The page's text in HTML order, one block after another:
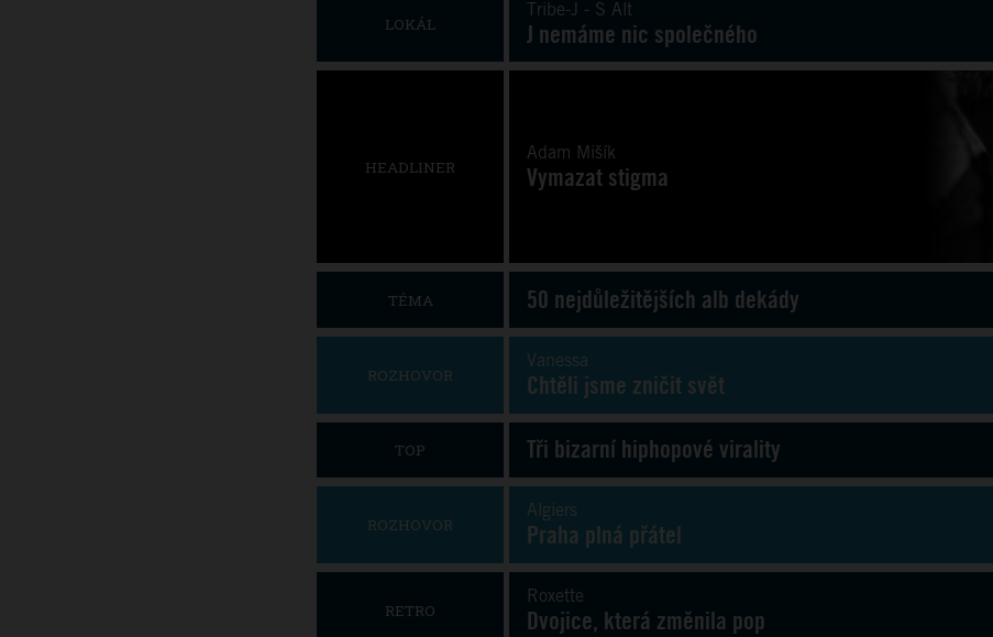
LOKÁL
Tribe-J - S Alt
J nemáme nic společného
HEADLINER
Adam Mišík
Vymazat stigma
TÉMA 50 nejdůležitějších alb dekády
ROZHOVOR
Vanessa
Chtěli jsme zničit svět
TOP Tři bizarní hiphopové virality
ROZHOVOR
Algiers
Praha plná přátel
RETRO
Roxette
Dvojice, která změnila pop